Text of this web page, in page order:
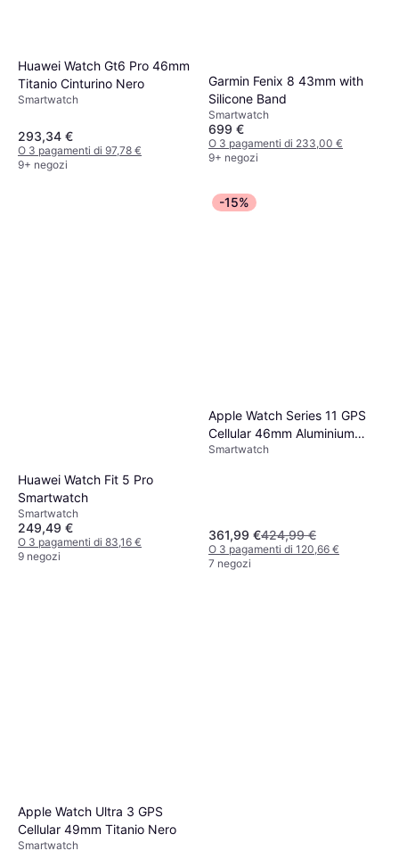
Huawei Watch Gt6 Pro 46mm
Titanio Cinturino Nero
Smartwatch
293,34 €
O 3 pagamenti di 97,78 €
9+ negozi
Garmin Fenix 8 43mm with
Silicone Band
Smartwatch
699 €
O 3 pagamenti di 233,00 €
9+ negozi
Huawei Watch Fit 5 Pro
Smartwatch
Smartwatch
249,49 €
O 3 pagamenti di 83,16 €
9 negozi
-15%
Apple Watch Series 11 GPS
Cellular 46mm Aluminium
Case
Smartwatch
361,99 €424,99 €
O 3 pagamenti di 120,66 €
7 negozi
Apple Watch Ultra 3 GPS
Cellular 49mm Titanio Nero
Smartwatch